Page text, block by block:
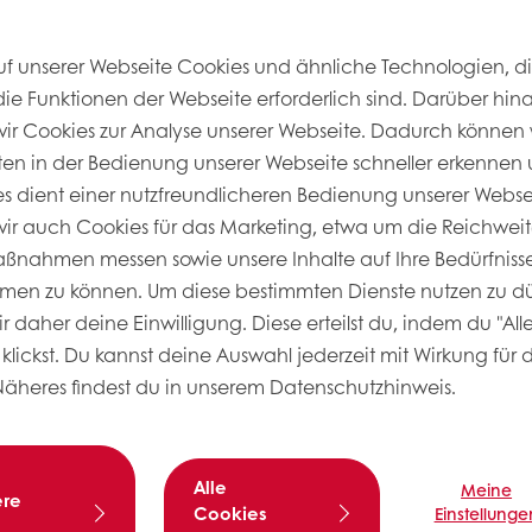
kostenlose Rezeptsammlung.
Natur
Kriterien erfüllen?
entwickelt. Sie ist für
bis hin zum
für optimale
rein pflanzenbasierter
Zudem verleiht Soft’r
hervorragende Textur
Eigenschaften bei
ermöglichen, nutzt
Grundlagenforschung
sind genau auf die
Hefeteiggebäcken
Bei der Entwicklung
Natur inspirieren
die in der Antarktis
Enzymtechnologien.
bei sehr niedrigen
unserer Webseite Cookies und ähnliche Technologien,
Funktionen der Webseite erforderlich sind. Darüber
Cookies zur Analyse unserer Webseite. Dadurch können
in der Bedienung unserer Webseite schneller erkennen
dient einer nutzfreundlicheren Bedienung unserer
auch Cookies für das Marketing, etwa um die
messen sowie unsere Inhalte auf Ihre
zu können. Um diese bestimmten Dienste nutzen zu
daher deine Einwilligung. Diese erteilst du, indem du
Du kannst deine Auswahl jederzeit mit Wirkung für
findest du in unserem Datenschutzhinweis.
Alle
Cookies
Meine